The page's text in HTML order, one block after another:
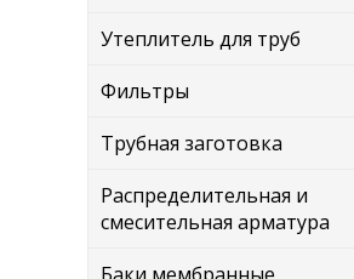
Утеплитель для труб
Фильтры
Трубная заготовка
Распределительная и
смесительная арматура